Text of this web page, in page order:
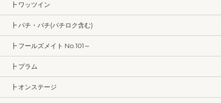
┣ ワッツイン
┣ パチ・パチ(パチロク含む)
┣ フールズメイト No.101～
┣ プラム
┣ オンステージ